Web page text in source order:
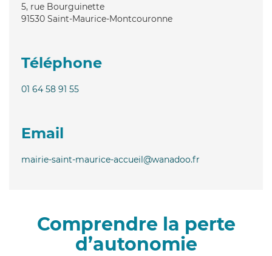
5, rue Bourguinette
91530 Saint-Maurice-Montcouronne
Téléphone
01 64 58 91 55
Email
mairie-saint-maurice-accueil@wanadoo.fr
Comprendre la perte
d’autonomie